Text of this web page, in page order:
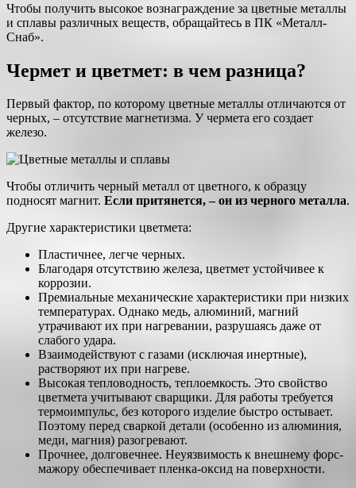
Чтобы получить высокое вознаграждение за цветные металлы
и сплавы различных веществ, обращайтесь в ПК «Металл-
Снаб».
Чермет и цветмет: в чем разница?
Первый фактор, по которому цветные металлы отличаются от
черных, – отсутствие магнетизма. У чермета его создает
железо.
Чтобы отличить черный металл от цветного, к образцу
подносят магнит. Если притянется, – он из черного металла.
Другие характеристики цветмета:
Пластичнее, легче черных.
Благодаря отсутствию железа, цветмет устойчивее к
коррозии.
Премиальные механические характеристики при низких
температурах. Однако медь, алюминий, магний
утрачивают их при нагревании, разрушаясь даже от
слабого удара.
Взаимодействуют с газами (исключая инертные),
растворяют их при нагреве.
Высокая тепловодность, теплоемкость. Это свойство
цветмета учитывают сварщики. Для работы требуется
термоимпульс, без которого изделие быстро остывает.
Поэтому перед сваркой детали (особенно из алюминия,
меди, магния) разогревают.
Прочнее, долговечнее. Неуязвимость к внешнему форс-
мажору обеспечивает пленка-оксид на поверхности.